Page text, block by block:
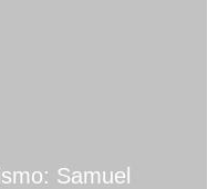
Samuel